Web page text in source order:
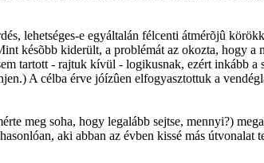
lehetséges-e egyáltalán félcenti átmérõjû
késõbb kiderült, a problémát az okozta, hogy a
tartott - rajtuk kívül - logikusnak, ezért inkább
A célba érve jóízûen elfogyasztottuk a
meg soha, hogy legalább sejtse, mennyi?)
aki abban az évben kissé más